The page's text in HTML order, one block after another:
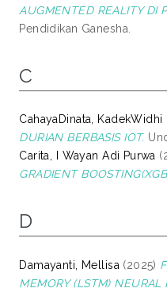
AUGMENTED REALITY DI
Pendidikan Ganesha.
C
CahayaDinata, KadekWidhi
DURIAN BERBASIS IOT.
Carita, I Wayan Adi Purwa
GRADIENT
D
Damayanti, Mellisa (2025)
MEMORY (LSTM) NEURAL